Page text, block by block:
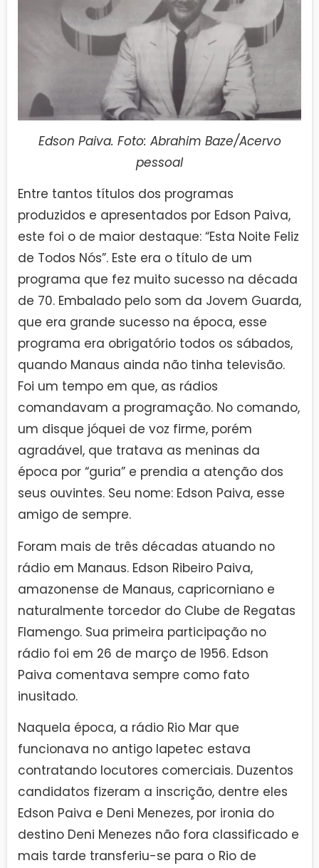
Edson Paiva. Foto: Abrahim Baze/Acervo
pessoal
Entre tantos títulos dos programas
produzidos e apresentados por Edson Paiva,
este foi o de maior destaque: “Esta Noite Feliz
de Todos Nós”. Este era o título de um
programa que fez muito sucesso na década
de 70. Embalado pelo som da Jovem Guarda,
que era grande sucesso na época, esse
programa era obrigatório todos os sábados,
quando Manaus ainda não tinha televisão.
Foi um tempo em que, as rádios
comandavam a programação. No comando,
um disque jóquei de voz firme, porém
agradável, que tratava as meninas da
época por “guria” e prendia a atenção dos
seus ouvintes. Seu nome: Edson Paiva, esse
amigo de sempre.
Foram mais de três décadas atuando no
rádio em Manaus. Edson Ribeiro Paiva,
amazonense de Manaus, capricorniano e
naturalmente torcedor do Clube de Regatas
Flamengo. Sua primeira participação no
rádio foi em 26 de março de 1956. Edson
Paiva comentava sempre como fato
inusitado.
Naquela época, a rádio Rio Mar que
funcionava no antigo Iapetec estava
contratando locutores comerciais. Duzentos
candidatos fizeram a inscrição, dentre eles
Edson Paiva e Deni Menezes, por ironia do
destino Deni Menezes não fora classificado e
mais tarde transferiu-se para o Rio de